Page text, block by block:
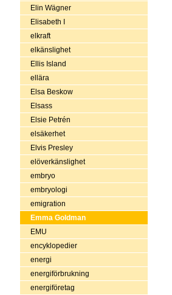
Elin Wägner
Elisabeth I
elkraft
elkänslighet
Ellis Island
ellära
Elsa Beskow
Elsass
Elsie Petrén
elsäkerhet
Elvis Presley
elöverkänslighet
embryo
embryologi
emigration
Emma Goldman
EMU
encyklopedier
energi
energiförbrukning
energiföretag